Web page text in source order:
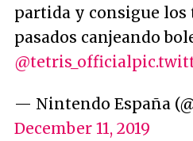
partida y consigue los
pasados canjeando
@tetris_official
— Nintendo España
December 11, 2019